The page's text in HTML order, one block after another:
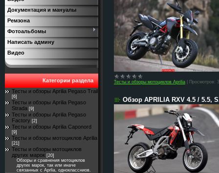
Документация и мануалы
Ремзона
Фотоальбомы
Написать админу
Видео
Категории раздела
Тесты и обзоры Aprilia Pegaso Trail
[6]
Тесты и обзоры Aprilia Pegaso
Strada [9]
Тесты и обзоры Aprilia Pegaso
Factory [2]
Тесты и обзоры Aprilia Caponord
[9]
Тесты и обзоры мотоциклов Aprilia
[21]
Тесты и обзоры мотоциклов
других марок [20]
Обзоры и сравнения мотоциклов
других марок, так или иначе
связанных с Aprlia, одноклассниов.
Тесты и обзоры мотоциклов Aprilia Просмотров:
Обзор APRILIA RXV 4.5 / 5.5,